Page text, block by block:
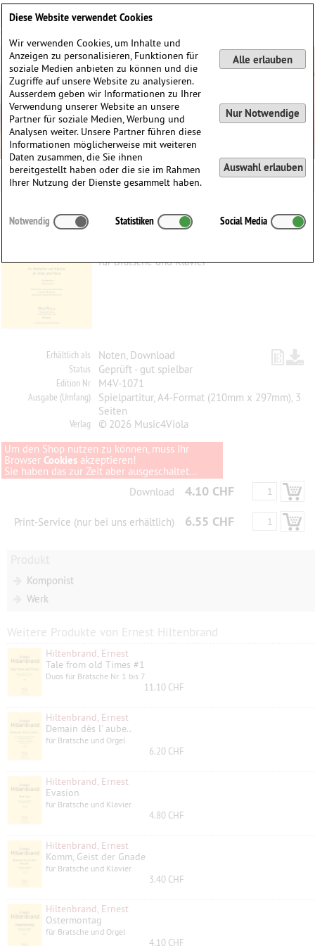
Sérénité
für Bratsche und Klavier
Erhältlich als Noten, Download
Status Geprüft - gut spielbar
Edition Nr M4V-1071
Ausgabe (Umfang)
Spielpartitur, A4-Format (210mm x 297mm), 3
Seiten
Verlag
© 2026 Music4Viola
Um den Shop nutzen zu können, muss Ihr
Browser Cookies akzeptieren!
Sie haben das zur Zeit aber ausgeschaltet...
Download
4.10 CHF
Print-Service (nur bei uns erhältlich) 6.55 CHF
Komponist
Werk
Weitere Produkte von Ernest Hiltenbrand
Hiltenbrand, Ernest
Tale from old Times #1
Duos für Bratsche Nr. 1 bis 7
11.10 CHF
Hiltenbrand, Ernest
Demain dès l' aube..
für Bratsche und Orgel
6.20 CHF
Hiltenbrand, Ernest
Evasion
für Bratsche und Klavier
4.80 CHF
Hiltenbrand, Ernest
Komm, Geist der Gnade
für Bratsche und Klavier
3.40 CHF
Hiltenbrand, Ernest
Ostermontag
für Bratsche und Orgel
4.10 CHF
Diese Website verwendet Cookies
Wir verwenden Cookies, um Inhalte und
Anzeigen zu personalisieren, Funktionen für
soziale Medien anbieten zu können und die
Zugriffe auf unsere Website zu analysieren.
Ausserdem geben wir Informationen zu Ihrer
Verwendung unserer Website an unsere
Partner für soziale Medien, Werbung und
Analysen weiter. Unsere Partner führen diese
Informationen möglicherweise mit weiteren
Daten zusammen, die Sie ihnen
bereitgestellt haben oder die sie im Rahmen
Ihrer Nutzung der Dienste gesammelt haben.
Alle erlauben
Nur Notwendige
Auswahl erlauben
Notwendig Statistiken Social Media